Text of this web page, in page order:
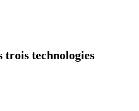
trois technologies